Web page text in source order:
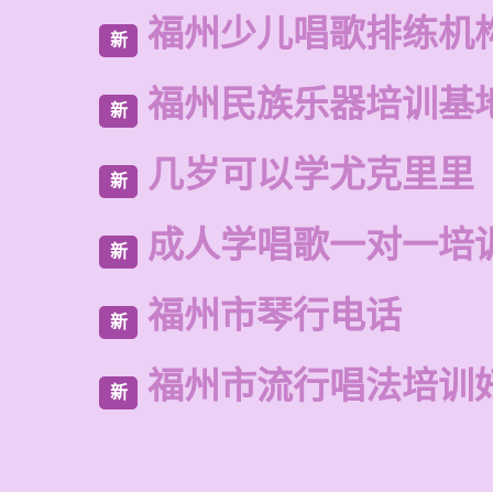
新 福州少儿唱歌排练机
新 福州民族乐器培训基
新 几岁可以学尤克里里
新 成人学唱歌一对一培
新 福州市琴行电话
新 福州市流行唱法培训